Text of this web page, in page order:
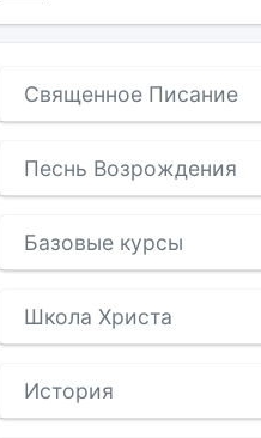
Священное Писание
Песнь Возрождения
Базовые курсы
Школа Христа
История